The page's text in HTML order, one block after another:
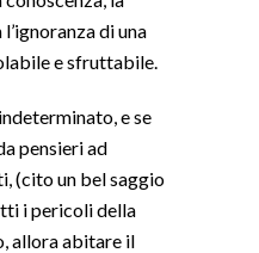
di una
e sfruttabile.
e se
pensieri ad
(cito un bel saggio
i pericoli della
allora abitare il